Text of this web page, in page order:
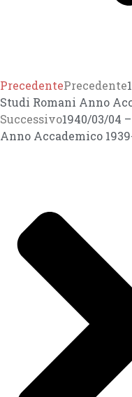
PrecedentePrecedente
Studi Romani Anno
Successivo1940/03/04
Anno Accademico